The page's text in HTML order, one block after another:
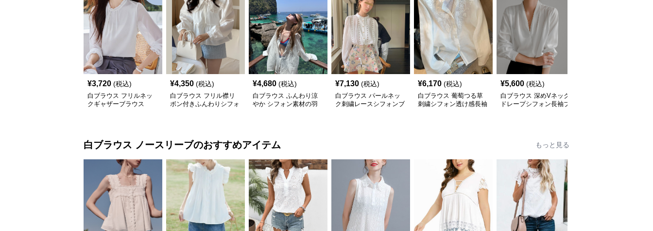
¥3,720 (税込)
白ブラウス フリルネッ
クギャザーブラウス
¥4,350 (税込)
白ブラウス フリル襟リ
ボン付きふんわりシフォ
¥4,680 (税込)
白ブラウス ふんわり涼
やか シフォン素材の羽
¥7,130 (税込)
白ブラウス パールネッ
ク刺繍レースシフォンブ
¥6,170 (税込)
白ブラウス 葡萄つる草
刺繍シフォン透け感長袖
¥5,600 (税込)
白ブラウス 深めVネック
ドレープシフォン長袖ブ
白ブラウス ノースリーブのおすすめアイテム もっと見る